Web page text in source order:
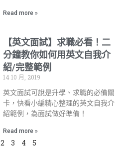
Read more »
【英文面試】求職必看！二
分鐘教你如何用英文自我介
紹/完整範例
14 10 月, 2019
英文面試可說是升學、求職的必備關
卡，快看小編精心整理的英文自我介
紹範例，為面試做好準備！
Read more »
2 3 4 5